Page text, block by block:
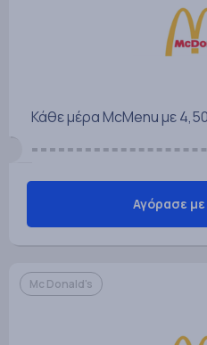
Κάθε μέρα McMenu με
Αγόρασε
Mc Donald's